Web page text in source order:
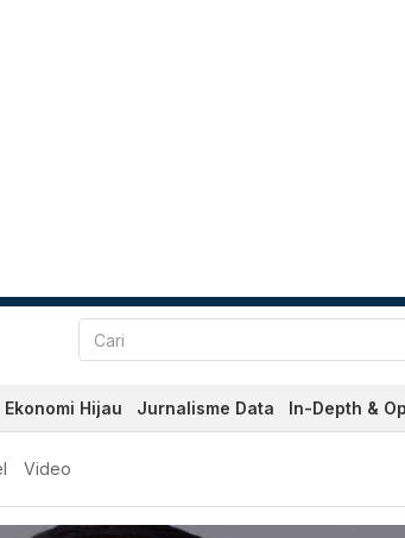
Ekonomi Hijau Jurnalisme Data In-Depth &
Terkini Hari Ini -
Video